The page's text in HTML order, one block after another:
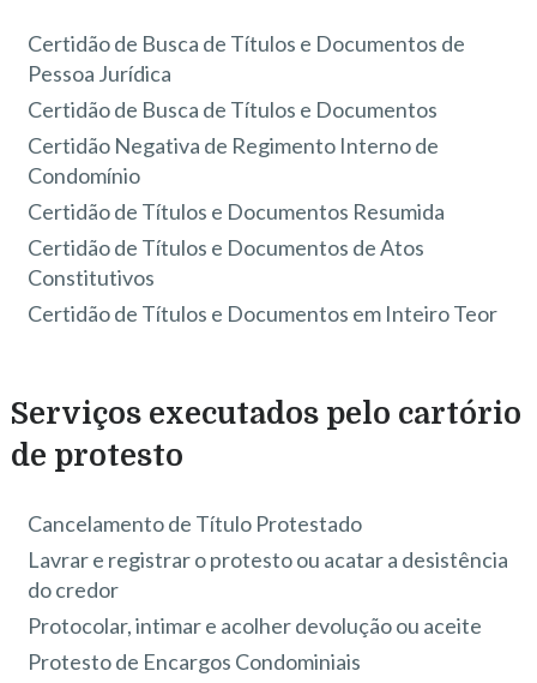
Certidão de Busca de Títulos e Documentos de
Pessoa Jurídica
Certidão de Busca de Títulos e Documentos
Certidão Negativa de Regimento Interno de
Condomínio
Certidão de Títulos e Documentos Resumida
Certidão de Títulos e Documentos de Atos
Constitutivos
Certidão de Títulos e Documentos em Inteiro Teor
Serviços executados pelo cartório
de protesto
Cancelamento de Título Protestado
Lavrar e registrar o protesto ou acatar a desistência
do credor
Protocolar, intimar e acolher devolução ou aceite
Protesto de Encargos Condominiais